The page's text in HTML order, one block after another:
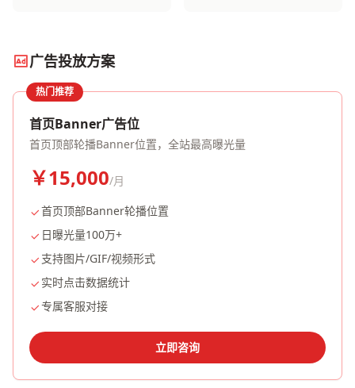
广告投放方案
热门推荐
首页Banner广告位
首页顶部轮播Banner位置，全站最高曝光量
￥15,000/月
首页顶部Banner轮播位置
日曝光量100万+
支持图片/GIF/视频形式
实时点击数据统计
专属客服对接
立即咨询